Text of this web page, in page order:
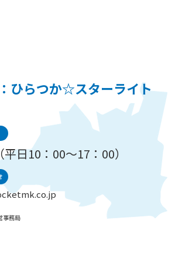
ひらつか☆スターライト
日10：00～17：00）
事務局